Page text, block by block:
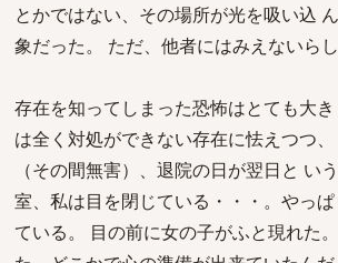
とかではない、その場所が光を吸い込
象だった。 ただ、他者にはみえないらし
存在を知ってしまった恐怖はとても大
は全く対処ができない存在に怯えつつ
（その間無害）、退院の日が翌日と い
室、私は目を閉じている・・・。やっぱ
ている。 目の前に女の子がふと現れた